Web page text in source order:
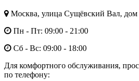
Москва, улица Сущёвский Вал, дом
Пн - Пт: 09:00 - 21:00
Сб - Вс: 09:00 - 18:00
Для комфортного обслуживания,
по телефону: